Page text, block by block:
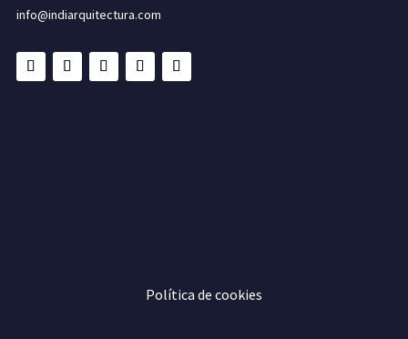
info@indiarquitectura.com
Política de cookies